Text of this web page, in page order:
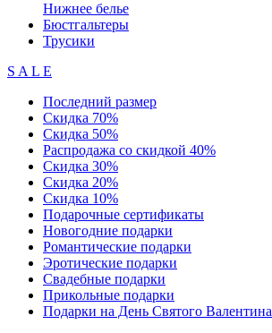
Нижнее белье
Бюстгальтеры
Трусики
S A L E
Последний размер
Скидка 70%
Скидка 50%
Распродажа со скидкой 40%
Скидка 30%
Скидка 20%
Скидка 10%
Подарочные сертификаты
Новогодние подарки
Романтические подарки
Эротические подарки
Свадебные подарки
Прикольные подарки
Подарки на День Святого Валентина